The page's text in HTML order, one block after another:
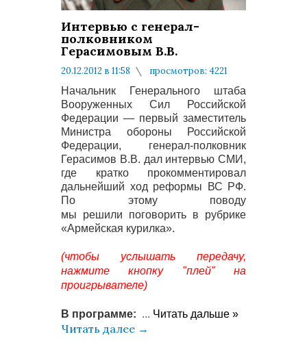
Интервью с генерал-
полковником
Герасимовым В.В.
20.12.2012 в 11:58
просмотров: 4221
комментариев: 0
Начальник Генерального штаба
Вооруженных Сил Российской
Федерации — первый заместитель
Министра обороны Российской
Федерации, генерал-полковник
Герасимов В.В. дал интервью СМИ,
где кратко прокомментировал
дальнейший ход реформы ВС РФ.
По этому поводу
мы решили
поговорить в рубрике
«Армейская курилка».
(чтобы услышать передачу,
нажмите кнопку "плей" на
проигрывателе)
В программе: ... Читать дальше »
Читать далее →